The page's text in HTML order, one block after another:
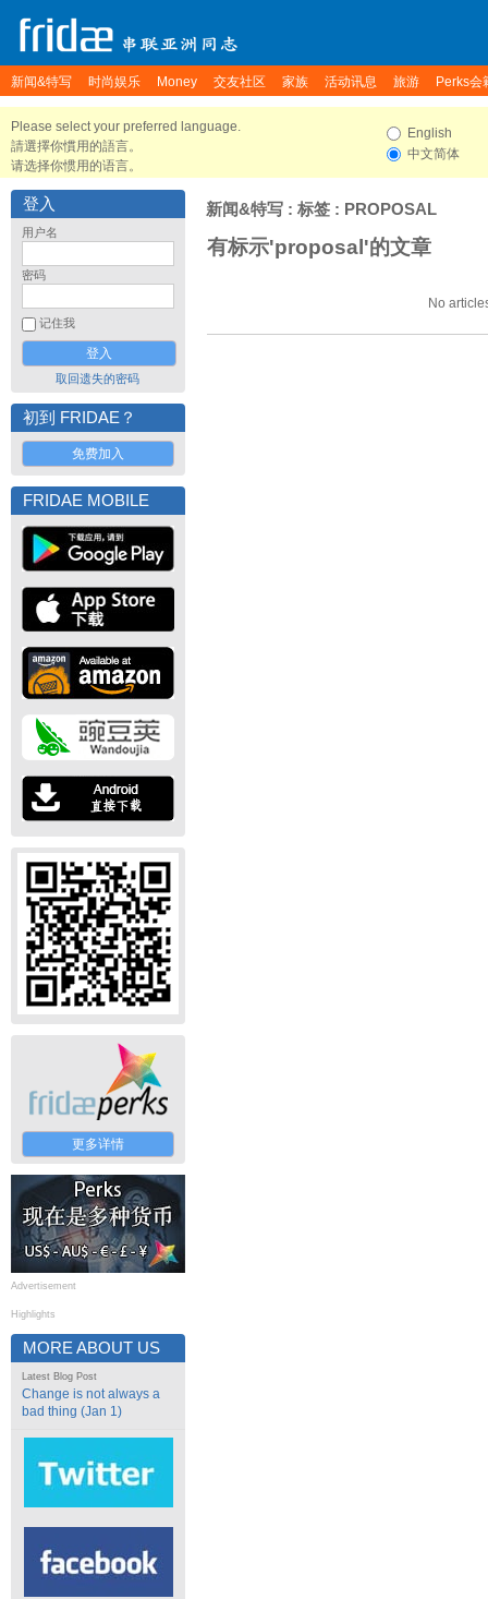
新闻&特写 时尚娱乐 Money 交友社区 家族 活动讯息 旅游 Perks会
Please select your preferred language.
請選擇你慣用的語言。
请选择你惯用的语言。
English
中文简体
登入
用户名
密码
记住我
取回遗失的密码
初到 FRIDAE？
免费加入
FRIDAE MOBILE
更多详情
Advertisement
Highlights
MORE ABOUT US
Latest Blog Post
Change is not always a
bad thing (Jan 1)
新闻&特写 : 标签 : PROPOSAL
有标示'proposal'的文章
No